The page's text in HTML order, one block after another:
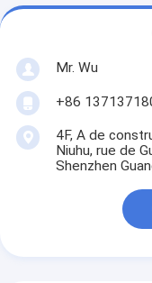
Mr. Wu
+86
4F, A de
Niuhu, rue de
Shenzhen